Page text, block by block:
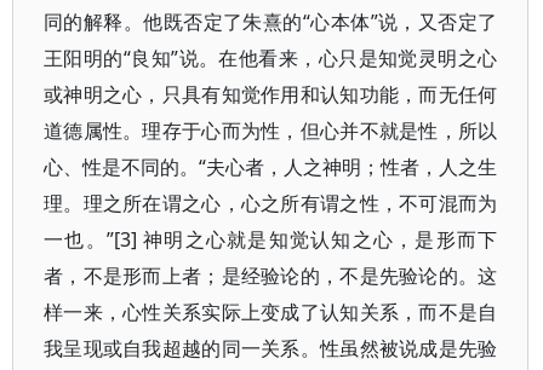
同的解释。他既否定了朱熹的“心本体”说，又否定了
王阳明的“良知”说。在他看来，心只是知觉灵明之心
或神明之心，只具有知觉作用和认知功能，而无任何
道德属性。理存于心而为性，但心并不就是性，所以
心、性是不同的。“夫心者，人之神明；性者，人之生
理。理之所在谓之心，心之所有谓之性，不可混而为
一也。”[3] 神明之心就是知觉认知之心，是形而下
者，不是形而上者；是经验论的，不是先验论的。这
样一来，心性关系实际上变成了认知关系，而不是自
我呈现或自我超越的同一关系。性虽然被说成是先验